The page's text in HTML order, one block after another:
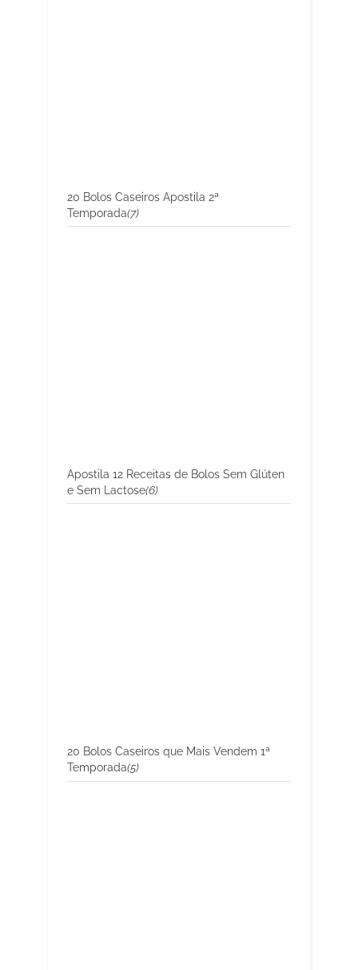
20 Bolos Caseiros Apostila 2ª
Temporada(7)
Apostila 12 Receitas de Bolos Sem Glúten
e Sem Lactose(6)
20 Bolos Caseiros que Mais Vendem 1ª
Temporada(5)